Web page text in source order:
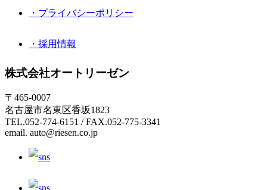
・プライバシーポリシー
・採用情報
株式会社オートリーゼン
〒465-0007
名古屋市名東区香坂1823
TEL.052-774-6151 / FAX.052-775-3341
email. auto@riesen.co.jp